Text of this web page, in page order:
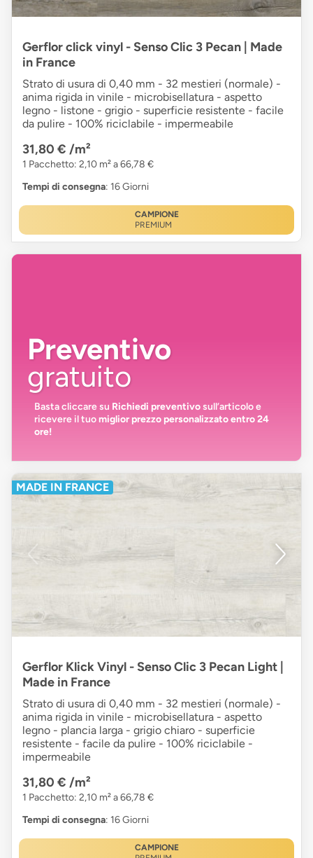
Gerflor click vinyl - Senso Clic 3 Pecan | Made
in France
Strato di usura di 0,40 mm - 32 mestieri (normale) -
anima rigida in vinile - microbisellatura - aspetto
legno - listone - grigio - superficie resistente - facile
da pulire - 100% riciclabile - impermeabile
31,80 € /m²
1 Pacchetto: 2,10 m² a 66,78 €
Tempi di consegna: 16 Giorni
CAMPIONE
PREMIUM
Preventivo
gratuito
Basta cliccare su Richiedi preventivosull’articolo e
ricevere il tuomiglior prezzo personalizzato entro 24
ore!
MADE IN FRANCE
Gerflor Klick Vinyl - Senso Clic 3 Pecan Light |
Made in France
Strato di usura di 0,40 mm - 32 mestieri (normale) -
anima rigida in vinile - microbisellatura - aspetto
legno - plancia larga - grigio chiaro - superficie
resistente - facile da pulire - 100% riciclabile -
impermeabile
31,80 € /m²
1 Pacchetto: 2,10 m² a 66,78 €
Tempi di consegna: 16 Giorni
CAMPIONE